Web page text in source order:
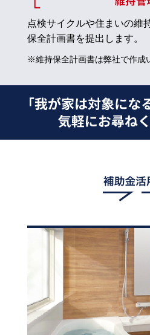
点検サイクルや住まいの維
保全計画書を提出します。
※維持保全計画書は弊社で作成